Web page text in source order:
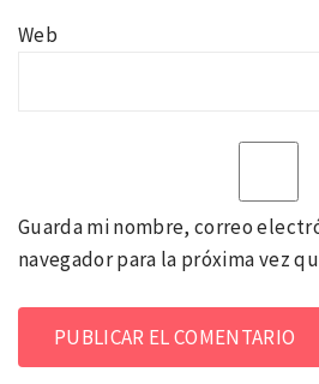
Web
Guarda mi nombre, correo
navegador para la próxima vez